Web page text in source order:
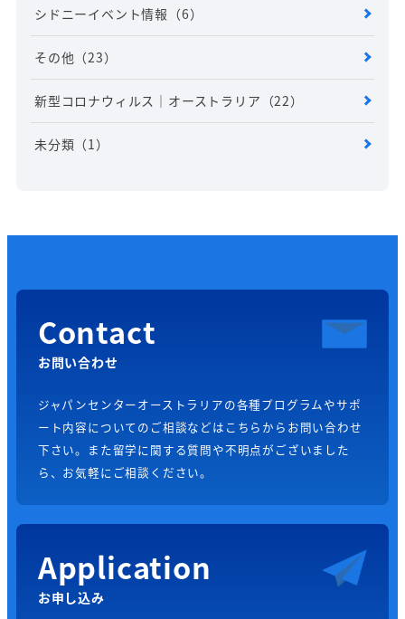
シドニーイベント情報 （6）
その他 （23）
新型コロナウィルス｜オーストラリア （22）
未分類 （1）
Contact
お問い合わせ
ジャパンセンターオーストラリアの各種プログラムやサポ
ート内容についてのご相談などはこちらからお問い合わせ
下さい。また留学に関する質問や不明点がございました
ら、お気軽にご相談ください。
Application
お申し込み